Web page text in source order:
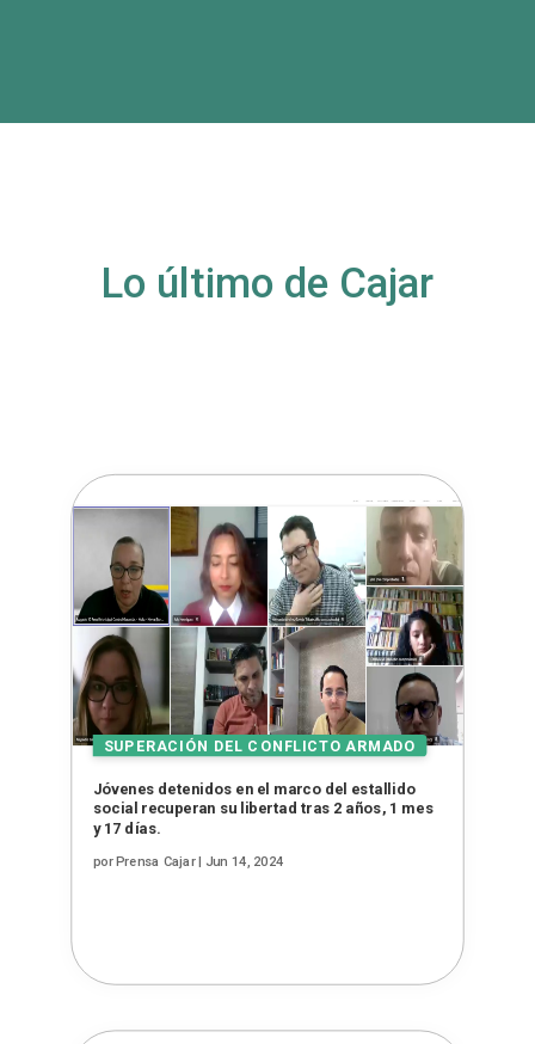
Lo último de Cajar
Jóvenes detenidos en el marco del estallido
social recuperan su libertad tras 2 años, 1 mes
y 17 días.
porPrensa Cajar| Jun 14, 2024